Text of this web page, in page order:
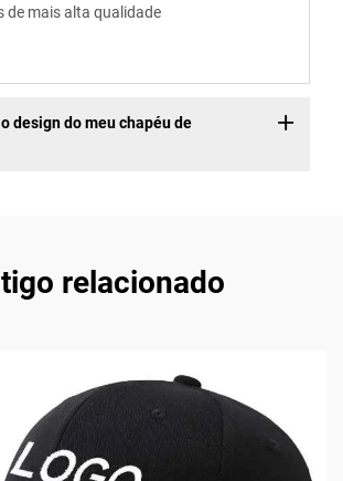
de mais alta qualidade
design do meu chapéu de
relacionado